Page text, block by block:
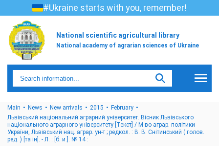
#Ukraine starts with you, remember!
National scientific agricultural library
National academy of agrarian sciences of Ukraine
Main News New arrivals 2015
February
Львівський національний аграрний університет. Вісник Львівського
національного аграрного університету [Текст] / М-во аграр. політики
України, Львівський нац. аграр. ун-т ; редкол. : В. В. Снітинський ( голов.
ред. ) [та ін]. - Л. : [б. и.]. № 14 :